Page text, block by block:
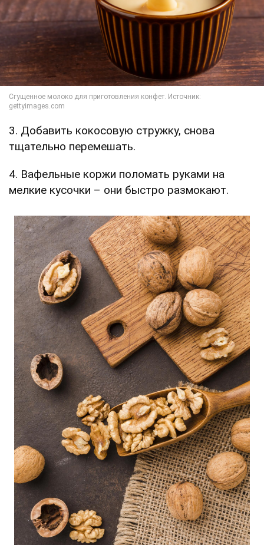
3. Добавить кокосовую стружку, снова
тщательно перемешать.
4. Вафельные коржи поломать руками на
мелкие кусочки – они быстро размокают.